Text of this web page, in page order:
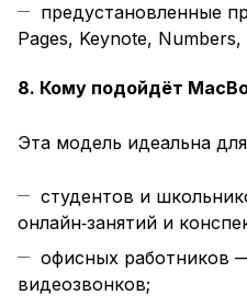
предустановленные
Pages, Keynote,
8. Кому подойдёт
Эта модель идеальна
студентов и
онлайн‑занятий и
офисных работников
видеозвонков;